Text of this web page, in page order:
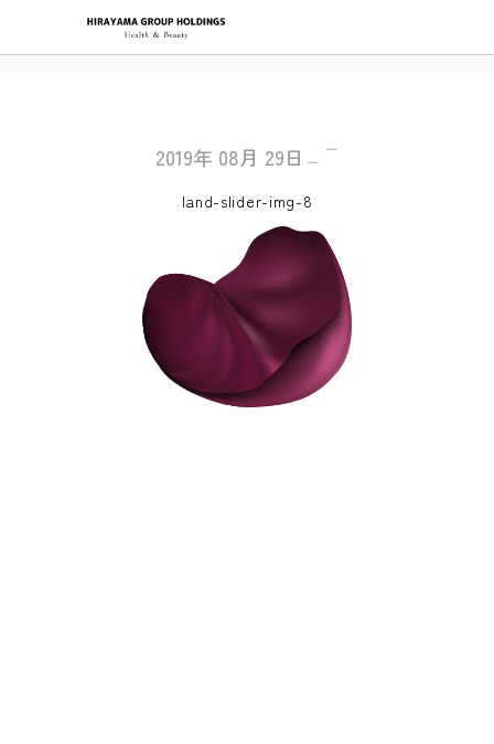
2019年 08月 29日
land-slider-img-8